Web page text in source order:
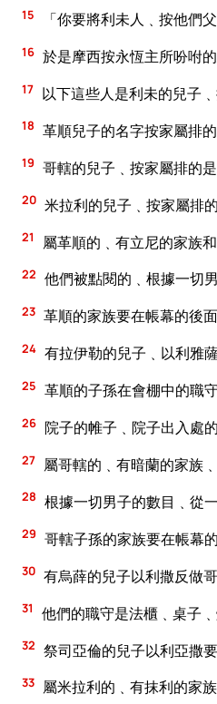
15 「你要將利未人﹑按他們
16 於是摩西按永恆主所吩咐
17 以下這些人是利未的兒子
18 革順兒子的名字按家屬排
19 哥轄的兒子﹑按家屬排的
20 米拉利的兒子﹑按家屬排
21 屬革順的﹑有立尼的家族
22 他們被點閱的﹑根據一切
23 革順的家族要在帳幕的後
24 有拉伊勒的兒子﹑以利雅
25 革順的子孫在會棚中的職
26 院子的帷子﹑院子出入處
27 屬哥轄的﹑有暗蘭的家族
28 根據一切男子的數目﹑從
29 哥轄子孫的家族要在帳幕的
30 有烏薛的兒子以利撒反做
31 他們的職守是法櫃﹑桌子
32 祭司亞倫的兒子以利亞撒
33 屬米拉利的﹑有抹利的家